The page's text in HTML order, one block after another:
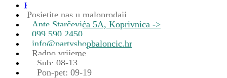
Kontakt
Posjetite nas u maloprodaji
Ante Starčevića 5A, Koprivnica ->
099 590 2450
info@partyshopbaloncic.hr
Radno vrijeme
Sub: 08-13
Pon-pet: 09-19